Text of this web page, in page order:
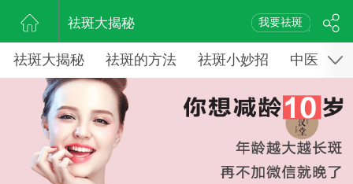
祛斑大揭秘 我要祛斑
祛斑大揭秘 祛斑的方法 祛斑小妙招 中医药祛